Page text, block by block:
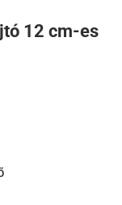
12 cm-es